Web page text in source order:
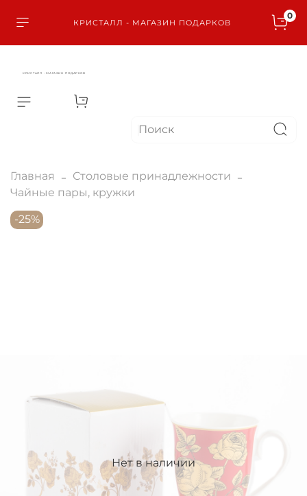
КРИСТАЛЛ - МАГАЗИН ПОДАРКОВ
0
КРИСТАЛЛ - МАГАЗИН ПОДАРКОВ
Главная
Столовые принадлежности
Чайные пары, кружки
Нет в наличии
-25%